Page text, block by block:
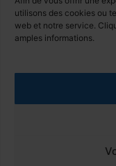
utilisons des cookies ou
web et notre service.
amples informations.